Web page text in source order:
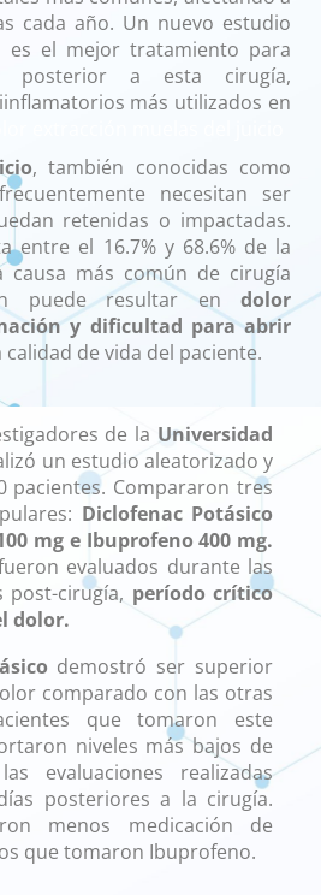
cada año. Un nuevo estudio
es el mejor tratamiento para
posterior a esta cirugía,
más utilizados en
, también conocidas como
necesitan ser
retenidas o impactadas.
entre el 16.7% y 68.6% de la
causa más común de cirugía
puede resultar en dolor
y dificultad para abrir
calidad de vida del paciente.
de la Universidad
un estudio aleatorizado y
pacientes. Compararon tres
Diclofenac Potásico
mg e Ibuprofeno 400 mg.
evaluados durante las
post-cirugía, período crítico
dolor.
demostró ser superior
comparado con las otras
que tomaron este
niveles más bajos de
evaluaciones realizadas
posteriores a la cirugía.
menos medicación de
que tomaron Ibuprofeno.